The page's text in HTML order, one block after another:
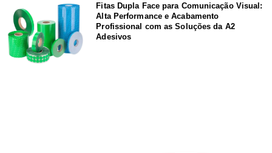
Fitas Dupla Face para Comunicação Visual:
Alta Performance e Acabamento
Profissional com as Soluções da A2
Adesivos